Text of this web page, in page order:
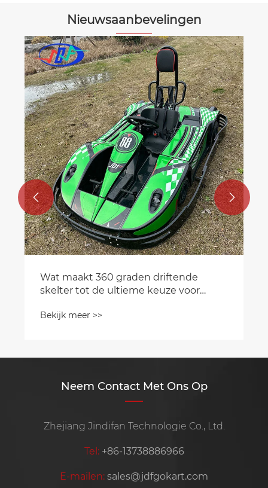
Nieuwsaanbevelingen
Waarom krijgen Youth Electric Go-
Karts zoveel populariteit?
Bekijk meer >>
 
Neem Contact Met Ons Op
Zhejiang Jindifan Technologie Co., Ltd.
Tel: +86-13738886966
E-mailen: sales@jdfgokart.com